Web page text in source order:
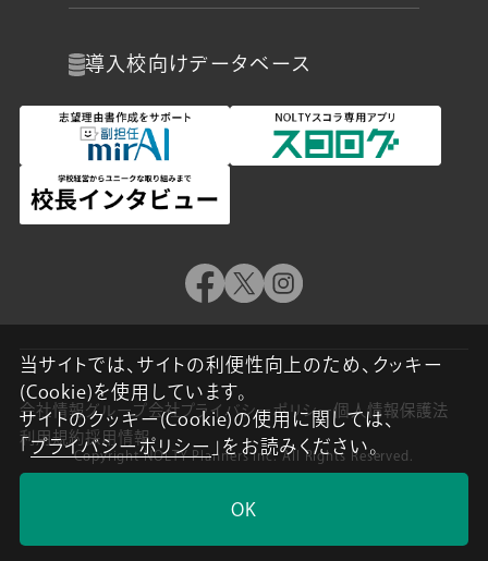
導入校向けデータベース
会社情報 グループ会社プライバシーポリシー個人情報保護法
利用規約 採用情報
Copyright NOLTY Planners Inc. All Rights Reserved.
当サイトでは、サイトの利便性向上のため、クッキー
(Cookie)を使用しています。
サイトのクッキー(Cookie)の使用に関しては、
「プライバシーポリシー 」をお読みください。
OK